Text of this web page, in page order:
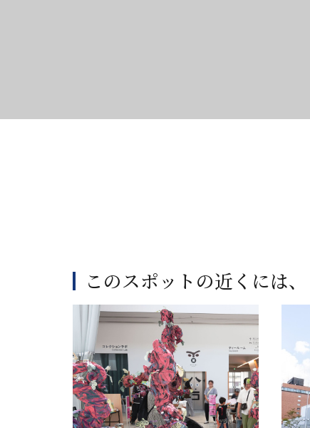
このスポットの近くには、